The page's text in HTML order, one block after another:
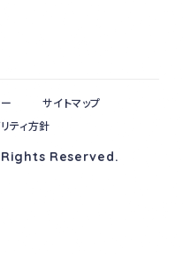
Reserved.
サイトマップ
ティ方針